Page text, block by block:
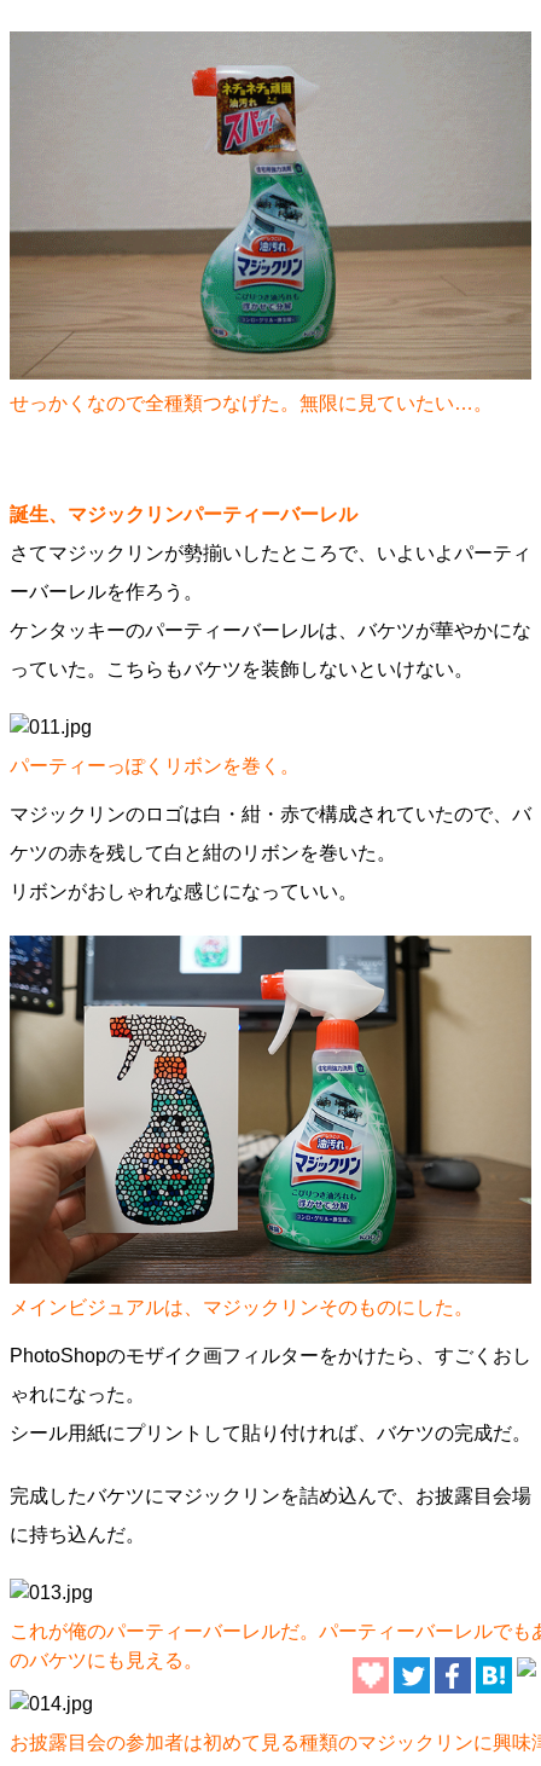
せっかくなので全種類つなげた。無限に見ていたい…。
誕生、マジックリンパーティーバーレル
さてマジックリンが勢揃いしたところで、いよいよパーティ
ーバーレルを作ろう。
ケンタッキーのパーティーバーレルは、バケツが華やかにな
っていた。こちらもバケツを装飾しないといけない。
パーティーっぽくリボンを巻く。
マジックリンのロゴは白・紺・赤で構成されていたので、バ
ケツの赤を残して白と紺のリボンを巻いた。
リボンがおしゃれな感じになっていい。
メインビジュアルは、マジックリンそのものにした。
PhotoShopのモザイク画フィルターをかけたら、すごくおし
ゃれになった。
シール用紙にプリントして貼り付ければ、バケツの完成だ。
完成したバケツにマジックリンを詰め込んで、お披露目会場
に持ち込んだ。
これが俺のパーティーバーレルだ。パーティーバーレルで
のバケツにも見える。
お披露目会の参加者は初めて見る種類のマジックリンに興味